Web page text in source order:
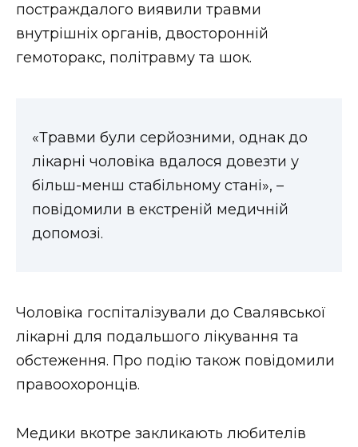
постраждалого виявили травми
внутрішніх органів, двосторонній
гемоторакс, політравму та шок.
«Травми були серйозними, однак до
лікарні чоловіка вдалося довезти у
більш-менш стабільному стані», –
повідомили в екстреній медичній
допомозі.
Чоловіка госпіталізували до Свалявської
лікарні для подальшого лікування та
обстеження. Про подію також повідомили
правоохоронців.
Медики вкотре закликають любителів